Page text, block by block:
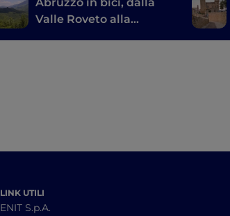
Abruzzo in bici, dalla
Valle Roveto alla
LINK UTILI
ENIT S.p.A.